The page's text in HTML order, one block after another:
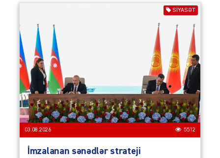
SIYASƏT
03.08.2026 5512
İmzalanan sənədlər strateji